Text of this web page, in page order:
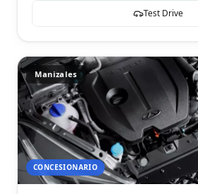
Test Drive
Manizales
CONCESIONARIO